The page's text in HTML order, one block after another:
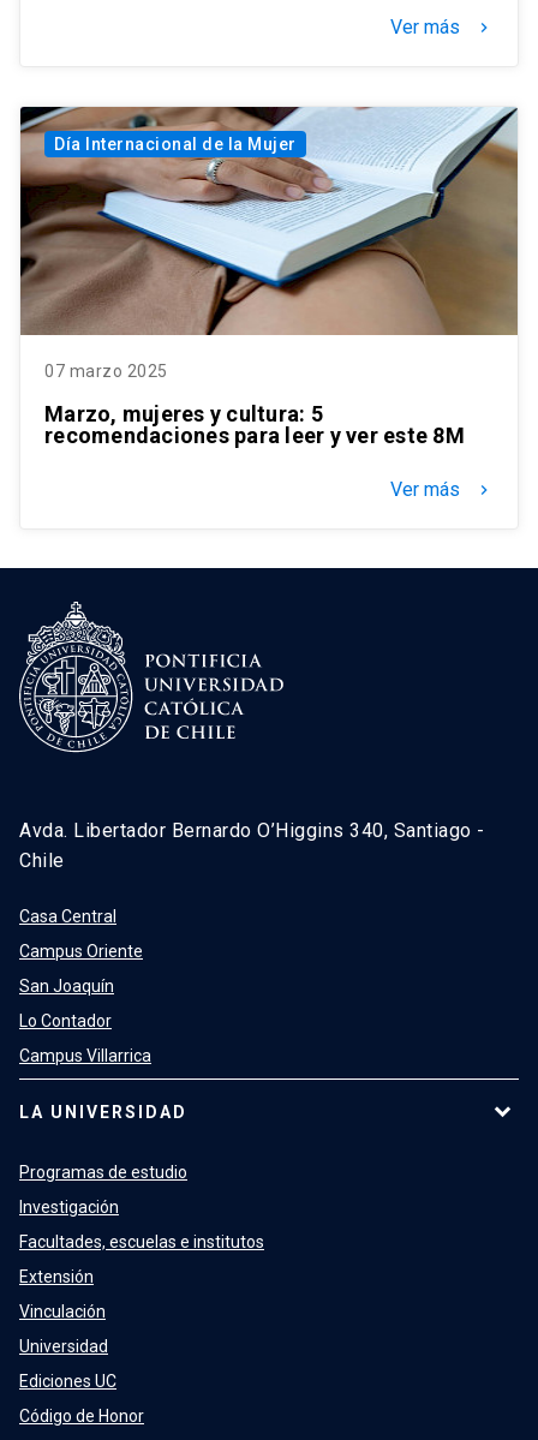
Ver más keyboard_arrow_right
Día Internacional de la Mujer
07 marzo 2025
Marzo, mujeres y cultura: 5
recomendaciones para leer y ver este 8M
Ver más keyboard_arrow_right
Avda. Libertador Bernardo O’Higgins 340, Santiago -
Chile
Casa Central
Campus Oriente
San Joaquín
Lo Contador
Campus Villarrica
LA UNIVERSIDAD
Programas de estudio
Investigación
Facultades, escuelas e institutos
Extensión
Vinculación
Universidad
Ediciones UC
Código de Honor